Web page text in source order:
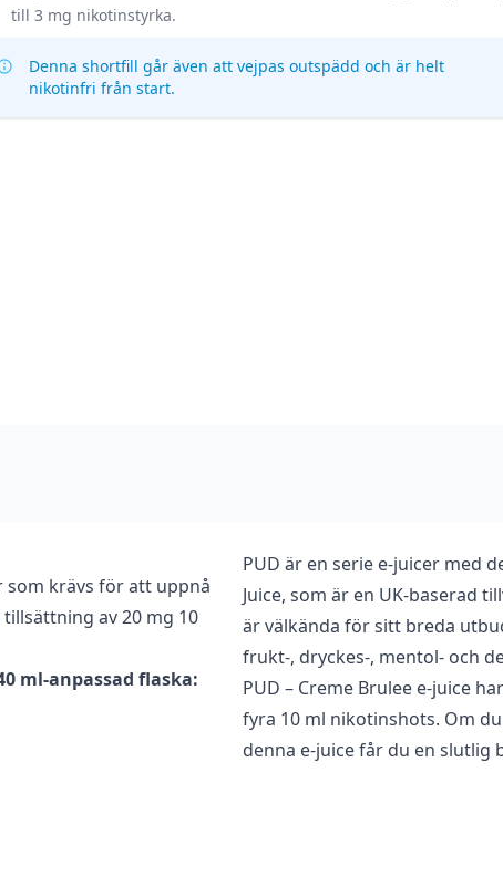
till 3 mg nikotinstyrka.
Denna shortfill går även att vejpas outspädd och är helt
nikotinfri från start.
krävs för att uppnå
av 20 mg 10
ml-anpassad flaska:
PUD är en serie e-juicer med
Juice, som är en UK-baserad
är välkända för sitt breda
frukt-, dryckes-, mentol- och
PUD – Creme Brulee e-juice
fyra 10 ml nikotinshots. Om
denna e-juice får du en slutlig